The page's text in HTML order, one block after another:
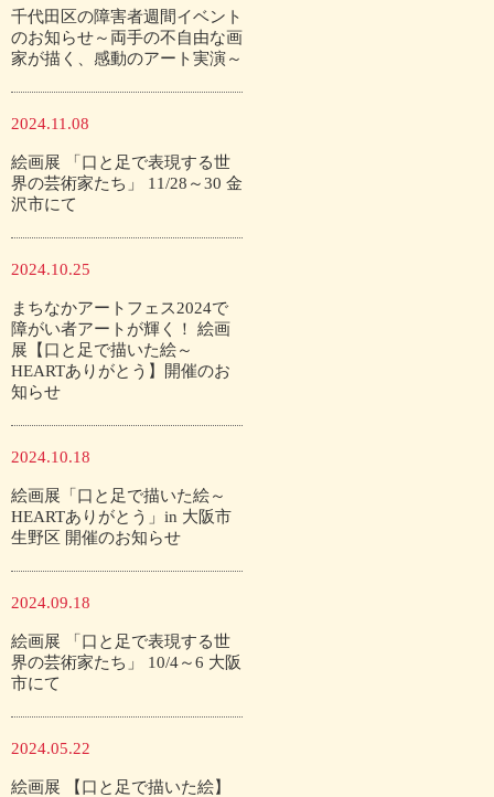
千代田区の障害者週間イベント
のお知らせ～両手の不自由な画
家が描く、感動のアート実演～
2024.11.08
絵画展 「口と足で表現する世
界の芸術家たち」 11/28～30 金
沢市にて
2024.10.25
まちなかアートフェス2024で
障がい者アートが輝く！ 絵画
展【口と足で描いた絵～
HEARTありがとう】開催のお
知らせ
2024.10.18
絵画展「口と足で描いた絵～
HEARTありがとう」in 大阪市
生野区 開催のお知らせ
2024.09.18
絵画展 「口と足で表現する世
界の芸術家たち」 10/4～6 大阪
市にて
2024.05.22
絵画展 【口と足で描いた絵】